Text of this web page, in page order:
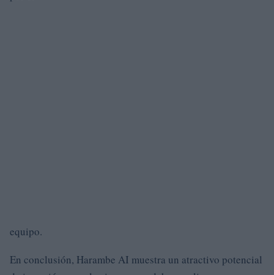
equipo.
En conclusión, Harambe AI muestra un atractivo potencial